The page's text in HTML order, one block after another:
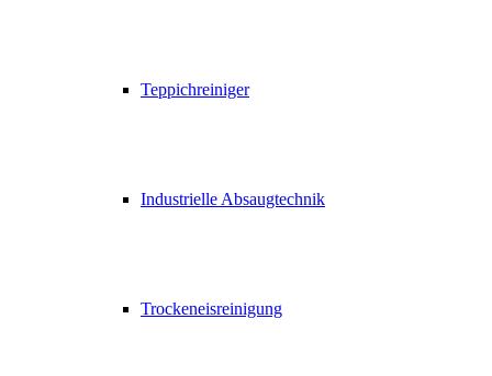
Teppichreiniger
Industrielle Absaugtechnik
Trockeneisreinigung